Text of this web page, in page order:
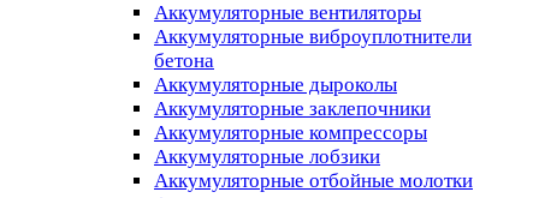
Аккумуляторные вентиляторы
Аккумуляторные виброуплотнители
бетона
Аккумуляторные дыроколы
Аккумуляторные заклепочники
Аккумуляторные компрессоры
Аккумуляторные лобзики
Аккумуляторные отбойные молотки